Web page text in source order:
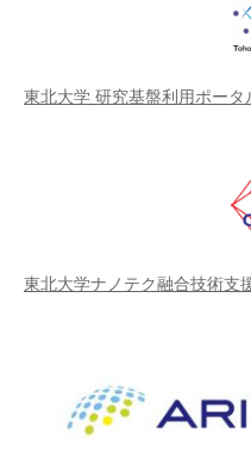
東北大学 研究基盤利用ポータ
東北大学ナノテク融合技術支